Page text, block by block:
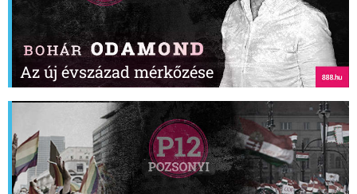
Az új évszázad mérkőzése